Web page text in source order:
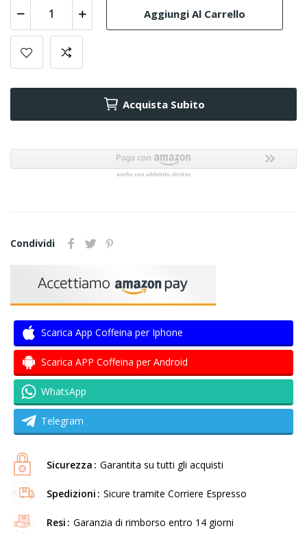
Aggiungi Al Carrello
Acquista Subito
Condividi
Scarica App Coffeina per Iphone
Scarica APP Coffeina per Android
WhatsApp
Telegram
Sicurezza Garantita su tutti gli acquisti
Spedizioni Sicure tramite Corriere Espresso
Resi Garanzia di rimborso entro 14 giorni